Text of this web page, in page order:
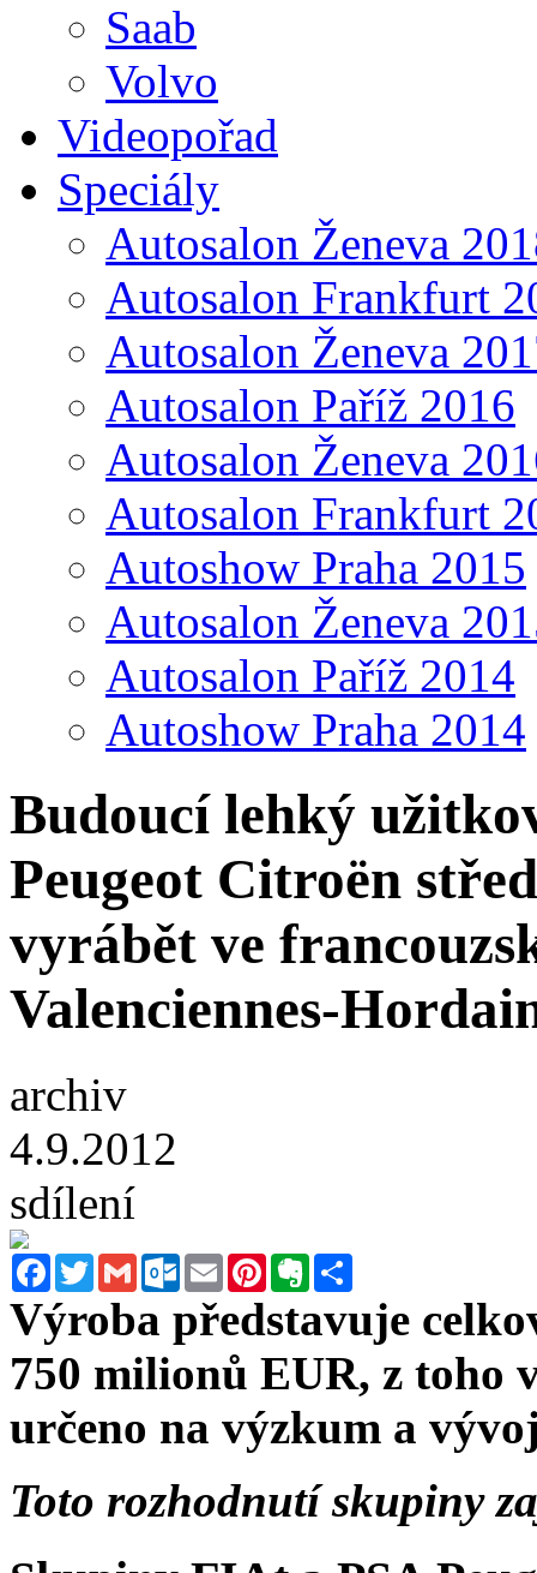
Saab
Volvo
Videopořad
Speciály
Autosalon Ženeva
Autosalon Frankfurt
Autosalon Ženeva
Autosalon Paříž 2016
Autosalon Ženeva
Autosalon Frankfurt
Autoshow Praha 2015
Autosalon Ženeva
Autosalon Paříž 2014
Autoshow Praha 2014
Budoucí lehký
Peugeot Citroën
vyrábět ve
Valenciennes-
archiv
4.9.2012
sdílení
FacebookTwitterGmail Outlook.com
Email PinterestEvernote
Výroba představuje
750 milionů EUR, z toho
určeno na výzkum a
Toto rozhodnutí skupiny